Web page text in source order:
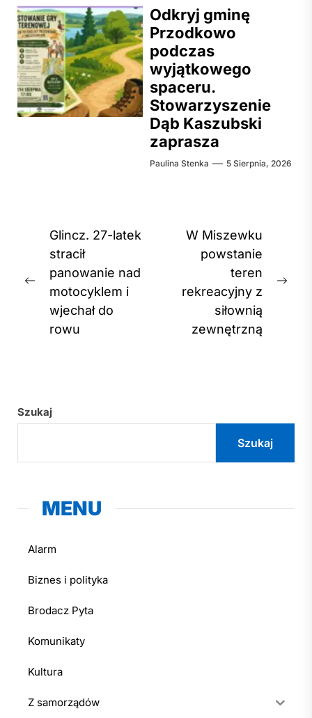
Odkryj gminę
Przodkowo
podczas
wyjątkowego
spaceru.
Stowarzyszenie
Dąb Kaszubski
zaprasza
Paulina Stenka 5 Sierpnia, 2026
Nawigacja
wpisu
Previous
post:
Glincz. 27-latek
stracił
panowanie nad
motocyklem i
wjechał do
rowu
W Miszewku
powstanie
teren
rekreacyjny z
siłownią
zewnętrzną
Szukaj
Szukaj
MENU
Alarm
Biznes i polityka
Brodacz Pyta
Komunikaty
Kultura
Z samorządów